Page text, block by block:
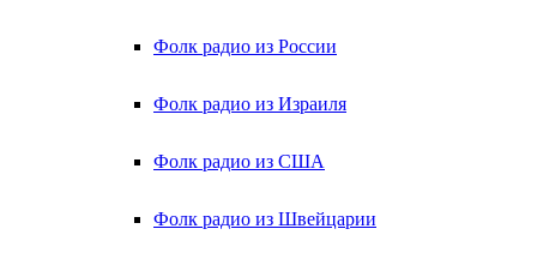
Фолк радио из России
Фолк радио из Израиля
Фолк радио из США
Фолк радио из Швейцарии